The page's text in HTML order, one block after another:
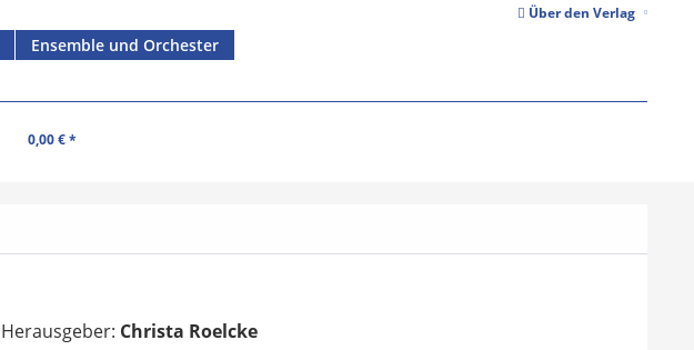
Über den Verlag
Ensemble und Orchester
0,00 € *
Herausgeber: Christa Roelcke